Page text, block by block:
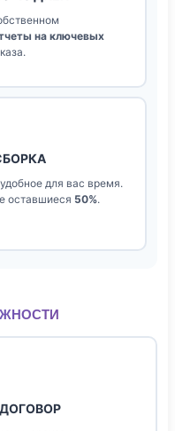
на ключевых
для вас время.
оставшиеся 50%.